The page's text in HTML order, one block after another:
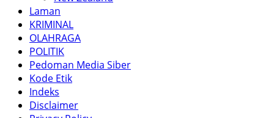
Laman
KRIMINAL
OLAHRAGA
POLITIK
Pedoman Media Siber
Kode Etik
Indeks
Disclaimer